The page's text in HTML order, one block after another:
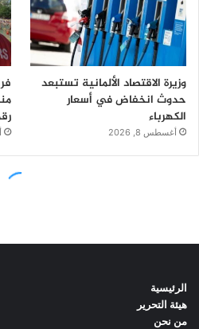
الرئيسية
هيئة التحرير
من نحن